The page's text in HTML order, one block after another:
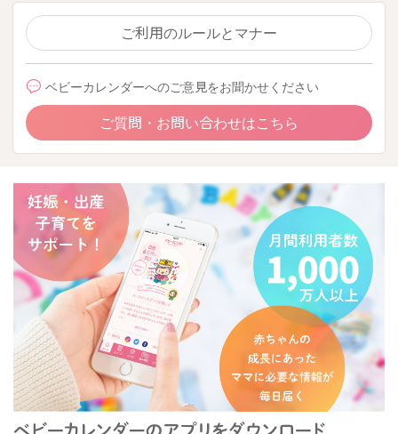
ご利用のルールとマナー
ベビーカレンダーへのご意見をお聞かせください
ご質問・お問い合わせはこちら